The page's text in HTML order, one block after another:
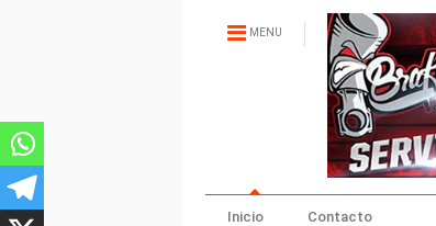
MENU
Inicio Contacto